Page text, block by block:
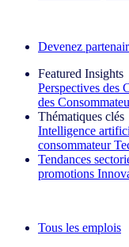
Devenez
Featured Insights
Perspectives des
des
Thématiques clés
Intelligence
consommateur
Tendances
promotions
Tous les emplois